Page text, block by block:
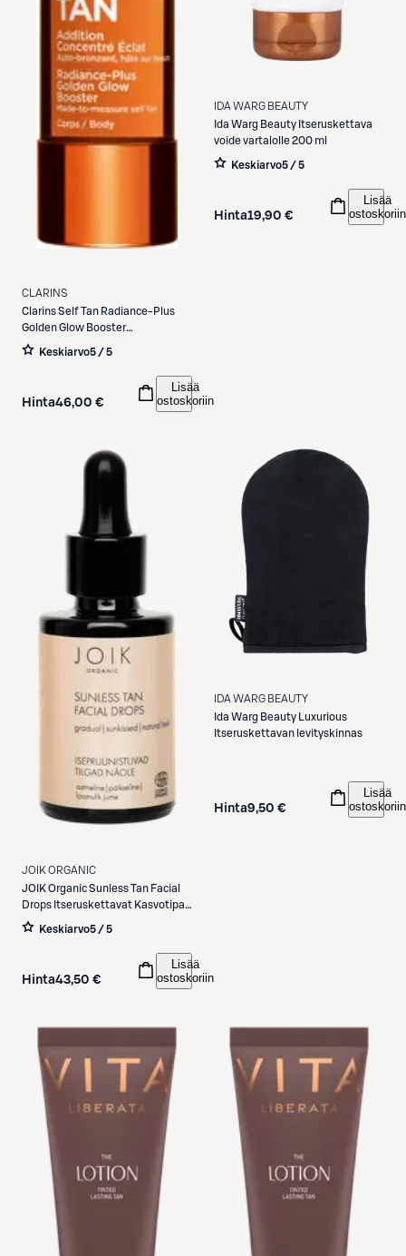
CLARINS
ClarinsSelf Tan Radiance-Plus
Golden Glow Booster
itseruskettava tiiviste vartalolle
Keskiarvo5 / 5
Hinta46,00 €
Lisää
ostoskoriin
IDA WARG BEAUTY
Ida Warg Beauty Itseruskettava
voide vartalolle 200 ml
Keskiarvo5 / 5
Hinta19,90 €
Lisää
ostoskoriin
JOIK ORGANIC
JOIK OrganicSunless Tan Facial
Drops Itseruskettavat Kasvotipat
30 ml
Keskiarvo5 / 5
Hinta43,50 €
Lisää
ostoskoriin
IDA WARG BEAUTY
Ida Warg Beauty
Luxurious
Itseruskettavan levityskinnas
Hinta9,50 €
Lisää
ostoskoriin